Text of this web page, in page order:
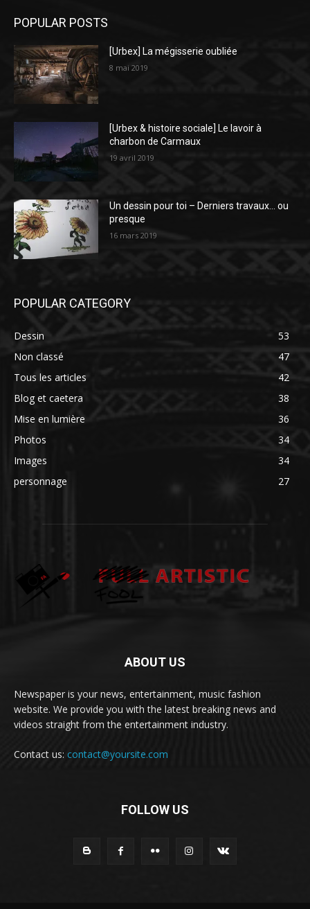
POPULAR POSTS
[Urbex] La mégisserie oubliée
8 mai 2019
[Urbex & histoire sociale] Le lavoir à
charbon de Carmaux
19 avril 2019
Un dessin pour toi – Derniers travaux… ou
presque
16 mars 2019
POPULAR CATEGORY
Dessin
53
Non classé
47
Tous les articles
42
Blog et caetera
38
Mise en lumière
36
Photos
34
Images
34
personnage
27
ABOUT US
Newspaper is your news, entertainment, music fashion
website. We provide you with the latest breaking news and
videos straight from the entertainment industry.
Contact us: contact@yoursite.com
FOLLOW US